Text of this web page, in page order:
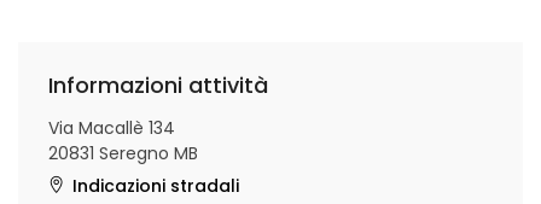
Informazioni attività
Via Macallè 134
20831 Seregno MB
Indicazioni stradali